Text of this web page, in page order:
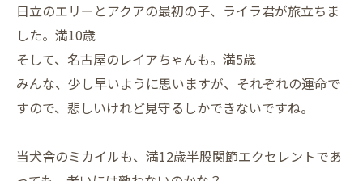
日立のエリーとアクアの最初の子、ライラ君が旅立ちま
した。満10歳
そして、名古屋のレイアちゃんも。満5歳
みんな、少し早いように思いますが、それぞれの運命で
すので、悲しいけれど見守るしかできないですね。
当犬舎のミカイルも、満12歳半股関節エクセレントであ